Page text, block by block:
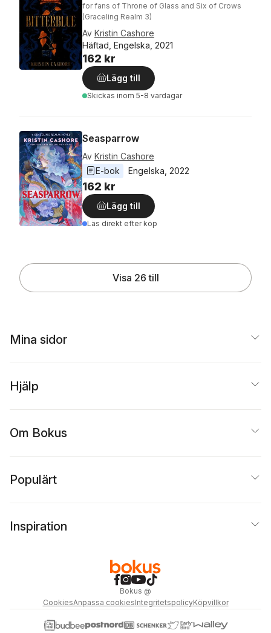
for fans of Throne of Glass and Six of Crows
(Graceling Realm 3)
Av Kristin Cashore
Häftad, Engelska, 2021
162 kr
Lägg till
Skickas inom 5-8 vardagar
Seasparrow
Av Kristin Cashore
E-bok
Engelska 2022
162 kr
Lägg till
Läs direkt efter köp
Visa 26 till
Mina sidor
Hjälp
Om Bokus
Populärt
Inspiration
Bokus @
CookiesAnpassa cookiesIntegritetspolicyKöpvillkor